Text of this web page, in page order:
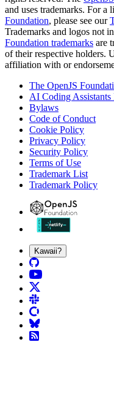
and uses trademarks. For a
Foundation, please see our
Trademarks and logos not
Foundation trademarks are
of their respective holders.
affiliation with or
The OpenJS
AI Coding Assistants
Bylaws
Code of Conduct
Cookie Policy
Privacy Policy
Security Policy
Terms of Use
Trademark List
Trademark Policy
Kawaii?